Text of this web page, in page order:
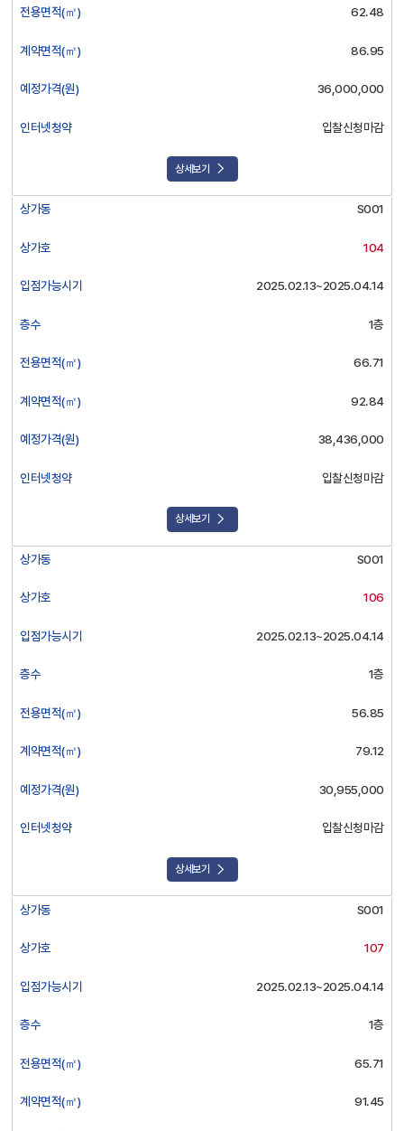
청
선
에
제
니
전용면적(㎡) 62.48
계약면적(㎡) 86.95
예정가격(원) 36,000,000
인터넷청약 입찰신청마감
상세보기
상가동 S001
상가호 104
입점가능시기 2025.02.13~2025.04.14
층수 1층
전용면적(㎡) 66.71
계약면적(㎡) 92.84
예정가격(원) 38,436,000
인터넷청약 입찰신청마감
상세보기
상가동 S001
상가호 106
입점가능시기 2025.02.13~2025.04.14
층수 1층
전용면적(㎡) 56.85
계약면적(㎡) 79.12
예정가격(원) 30,955,000
인터넷청약 입찰신청마감
상세보기
상가동 S001
상가호 107
입점가능시기 2025.02.13~2025.04.14
층수 1층
전용면적(㎡) 65.71
계약면적(㎡) 91.45